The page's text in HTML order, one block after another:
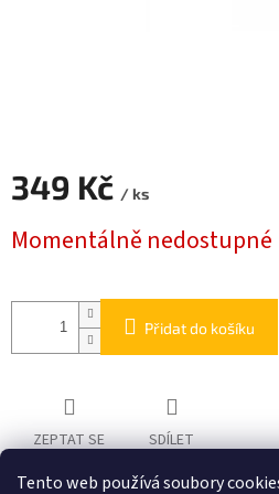
Tento web používá soubory
349 Kč / ks
cena:
Momentálně nedostupné
Přidat do košíku
ZEPTAT SE SDÍLET